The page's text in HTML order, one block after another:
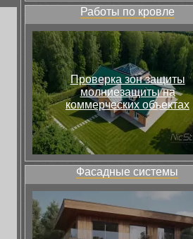
Работы по кровле
Проверка зон защиты
молниезащиты на
коммерческих объектах
Фасадные системы